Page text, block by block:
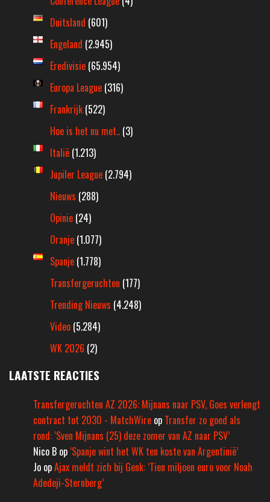
Duitsland (601)
Engeland (2.945)
Eredivisie (65.954)
Europa League (316)
Frankrijk (522)
Hoe is het nu met.. (3)
Italië (1.213)
Jupiler League (2.794)
Nieuws (288)
Opinie (24)
Oranje (1.077)
Spanje (1.778)
Transfergeruchten (177)
Trending Nieuws (4.248)
Video (5.284)
WK 2026 (2)
LAATSTE REACTIES
Transfergeruchten AZ 2026: Mijnans naar PSV, Goes verlengt
contract tot 2030 - MatchWire op Transfer zo goed als
rond: ‘Sven Mijnans (25) deze zomer van AZ naar PSV’
Nico B op ‘Spanje wint het WK ten koste van Argentinië’
Jo opAjax meldt zich bij Genk: ‘Tien miljoen euro voor Noah
Adedeji-Sternberg’